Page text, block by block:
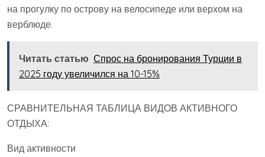
на прогулку по острову на велосипеде или верхом на
верблюде.
Читать статью Спрос на бронирования Турции в
2025 году увеличился на 10-15%
СРАВНИТЕЛЬНАЯ ТАБЛИЦА ВИДОВ АКТИВНОГО
ОТДЫХА:
Вид активности